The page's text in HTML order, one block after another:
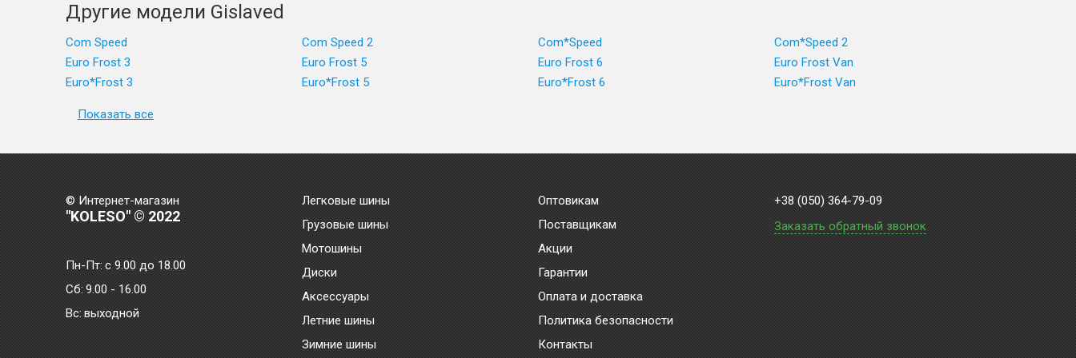
Другие модели Gislaved
Com Speed Com Speed 2 Com*Speed
Com*Speed 2
Euro Frost 3
Euro Frost 5 Euro Frost 6
Euro Frost Van
Euro*Frost 3
Euro*Frost 5 Euro*Frost 6 Euro*Frost Van
Показать все
© Интернет-магазин
"KOLESO" © 2022
Пн-Пт:с 9.00 до 18.00
Сб: 9.00 - 16.00
Bc: выходной
Легковые шины
Грузовые шины
Мотошины
Диски
Аксессуары
Летние шины
Зимние шины
Оптовикам
Поставщикам
Акции
Гарантии
Оплата и доставка
Политика безопасности
Контакты
+38 (050) 364-79-09
Заказать обратный звонок